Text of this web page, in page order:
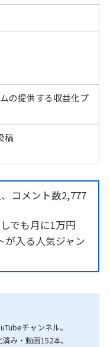
の提供する収益化プ
稿
コメント数2,777
でも月に1万円
が入る人気ジャン
チャンネル。
み・動画152本。